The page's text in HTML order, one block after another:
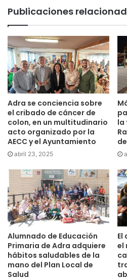
Publicaciones
Adra se conciencia sobre
el cribado de cáncer de
colon, en un multitudinario
acto organizado por la
AECC y el Ayuntamiento
abril 23, 2025
la
Alumnado de Educación
Primaria de Adra adquiere
hábitos saludables de la
mano del Plan Local de
Salud
El
el